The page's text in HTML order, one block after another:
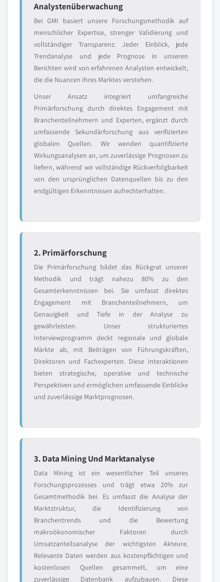
Analystenüberwachung
Bei GMI basiert unsere Forschungsmethodik auf
menschlicher Expertise, strenger Validierung und
vollständiger Transparenz. Jeder Einblick, jede
Trendanalyse und jede Prognose in unseren
Berichten wird von erfahrenen Analysten entwickelt,
die die Nuancen Ihres Marktes verstehen.
Unser Ansatz integriert umfangreiche
Primärforschung durch direktes Engagement mit
Branchenteilnehmern und Experten, ergänzt durch
umfassende Sekundärforschung aus verifizierten
globalen Quellen. Wir wenden quantifizierte
Wirkungsanalysen an, um zuverlässige Prognosen zu
liefern, während wir vollständige Rückverfolgbarkeit
von den ursprünglichen Datenquellen bis zu den
endgültigen Erkenntnissen aufrechterhalten.
2. Primärforschung
Die Primärforschung bildet das Rückgrat unserer
Methodik und trägt nahezu 80% zu den
Gesamterkenntnissen bei. Sie umfasst direktes
Engagement mit Branchenteilnehmern, um
Genauigkeit und Tiefe in der Analyse zu
gewährleisten. Unser strukturiertes
Interviewprogramm deckt regionale und globale
Märkte ab, mit Beiträgen von Führungskräften,
Direktoren und Fachexperten. Diese Interaktionen
bieten strategische, operative und technische
Perspektiven und ermöglichen umfassende Einblicke
und zuverlässige Marktprognosen.
3. Data Mining Und Marktanalyse
Data Mining ist ein wesentlicher Teil unseres
Forschungsprozesses und trägt etwa 20% zur
Gesamtmethodik bei. Es umfasst die Analyse der
Marktstruktur, die Identifizierung von
Branchentrends und die Bewertung
makroökonomischer Faktoren durch
Umsatzanteilsanalyse der wichtigsten Akteure.
Relevante Daten werden aus kostenpflichtigen und
kostenlosen Quellen gesammelt, um eine
zuverlässige Datenbank aufzubauen. Diese